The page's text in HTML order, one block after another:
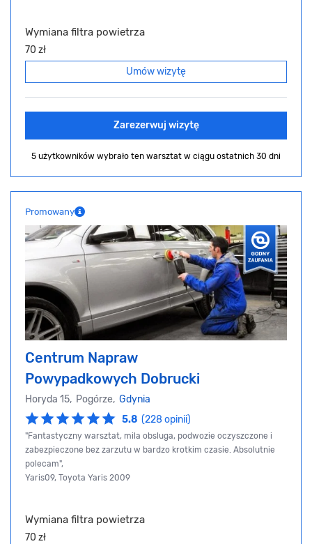
Wymiana filtra powietrza
70 zł
Umów wizytę
Zarezerwuj wizytę
5 użytkowników wybrało ten warsztat w ciągu ostatnich 30 dni
Promowany
Centrum Napraw
Powypadkowych Dobrucki
Horyda 15, Pogórze, Gdynia
5.8 (228 opinii)
"Fantastyczny warsztat, mila obsluga, podwozie oczyszczone i
zabezpieczone bez zarzutu w bardzo krotkim czasie. Absolutnie
polecam",
Yaris09, Toyota Yaris 2009
Wymiana filtra powietrza
70 zł